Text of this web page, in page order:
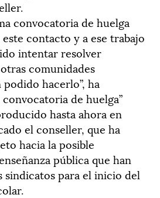
convocatoria de huelga
contacto y a ese trabajo
intentar resolver
comunidades
hacerlo”, ha
de huelga”
hasta ahora en
el conseller, que ha
hacia la posible
pública que han
sindicatos para el inicio del